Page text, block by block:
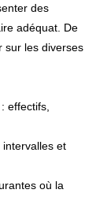
des
adéquat. De
sur les diverses
effectifs,
intervalles et
où la